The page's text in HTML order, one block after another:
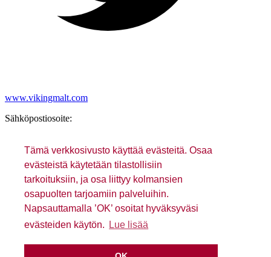
Tämä verkkosivusto käyttää evästeitä. Osaa
evästeistä käytetään tilastollisiin
tarkoituksiin, ja osa liittyy kolmansien
osapuolten tarjoamiin palveluihin.
Napsauttamalla ’OK’ osoitat hyväksyväsi
evästeiden käytön.
Lue lisää
www.vikingmalt.com
Sähköpostiosoite:
Tietosuojakäytäntö